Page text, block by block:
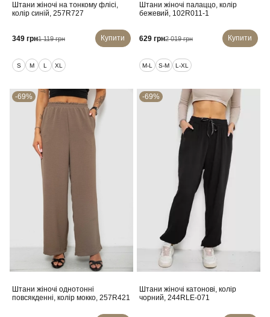
Штани жіночі на тонкому флісі,
колір синій, 257R727
349 грн1 119 грн Купити
S M L XL
Штани жіночі палаццо, колір
бежевий, 102R011-1
629 грн2 019 грн Купити
M-L S-M L-XL
-69%
Штани жіночі однотонні
повсякденні, колір мокко, 257R421
-69%
Штани жіночі катонові, колір
чорний, 244RLE-071